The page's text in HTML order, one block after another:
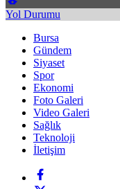
Yol Durumu
Bursa
Gündem
Siyaset
Spor
Ekonomi
Foto Galeri
Video Galeri
Sağlık
Teknoloji
İletişim